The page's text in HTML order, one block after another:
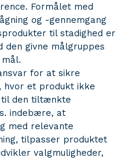
Formålet med
og -gennemgang
til stadighed er
den givne målgruppes
for at sikre
hvor et produkt ikke
den tiltænkte
indebære, at
med relevante
tilpasser produktet
valgmuligheder,